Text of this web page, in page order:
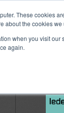
These cookies
about the cookies
when you visit
again.
Tjenester